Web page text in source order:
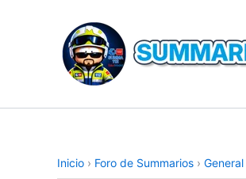
contenido
Inicio › Foro de Summarios › General